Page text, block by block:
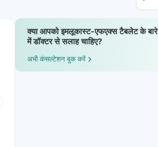
क्या आपको इमलूकास्ट-एफएक्स टैबलेट के बारे
में डॉक्टर से सलाह चाहिए?
अभी कंसल्टेशन बुक करें